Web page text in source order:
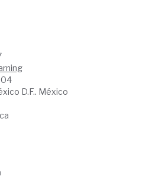
D.F.. México